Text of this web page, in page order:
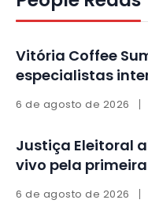
Vitória Coffee
especialistas
6 de agosto de 2026
Justiça Eleitoral
vivo pela primeira
6 de agosto de 2026